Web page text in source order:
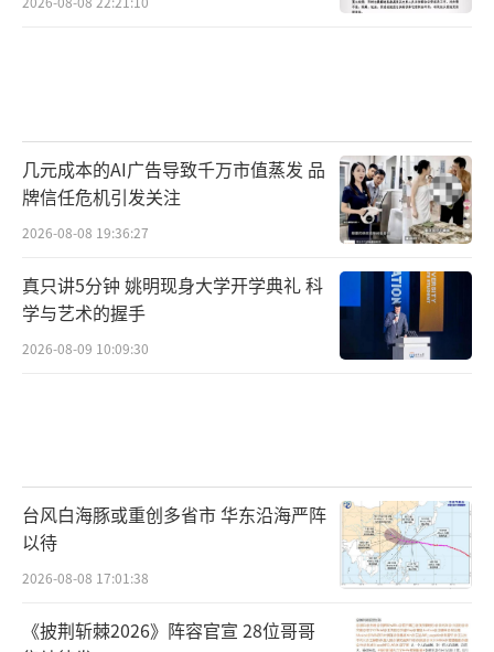
几元成本的AI广告导致千万市值蒸发 品
牌信任危机引发关注
2026-08-08 19:36:27
真只讲5分钟 姚明现身大学开学典礼 科
学与艺术的握手
2026-08-09 10:09:30
台风白海豚或重创多省市 华东沿海严阵
以待
2026-08-08 17:01:38
《披荆斩棘2026》阵容官宣 28位哥哥